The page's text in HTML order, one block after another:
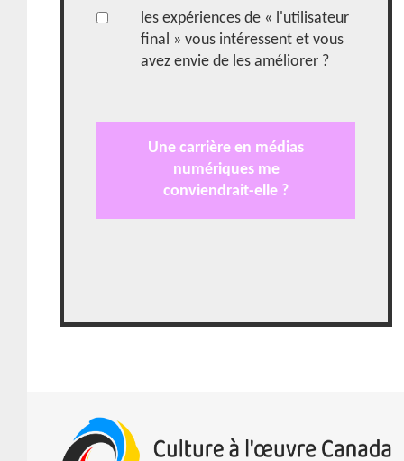
les expériences de « l'utilisateur
final » vous intéressent et vous
avez envie de les améliorer ?